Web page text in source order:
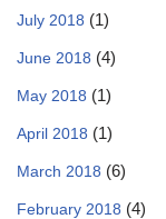
July 2018 (1)
June 2018 (4)
May 2018 (1)
April 2018 (1)
March 2018 (6)
February 2018 (4)